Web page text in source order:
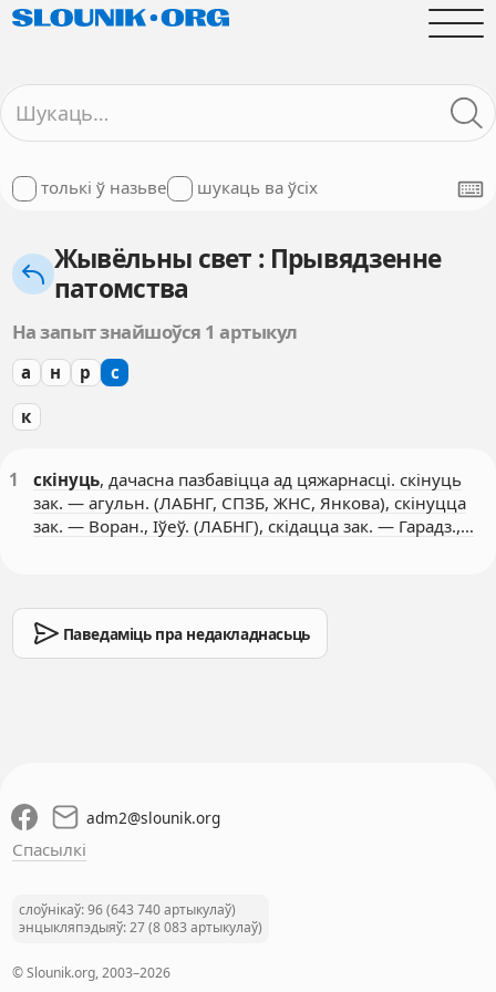
толькі ў назьве шукаць ва ўсіх
Жывёльны свет : Прывядзенне
патомства
На запыт знайшоўся 1 артыкул
а н р с
к
1 скінуць, дачасна пазбавіцца ад цяжарнасці. скінуць
зак. — агульн. (ЛАБНГ, СПЗБ, ЖНС, Янкова), скінуцца
зак. — Воран., Іўеў. (ЛАБНГ), скідацца зак. — Гарадз.,…
Паведаміць пра недакладнасьць
adm2@slounik.org
Спасылкі
слоўнікаў: 96 (643 740 артыкулаў)
энцыкляпэдыяў: 27 (8 083 артыкулаў)
© Slounik.org, 2003–2026